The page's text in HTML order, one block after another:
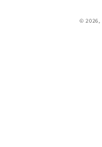
© 2026,